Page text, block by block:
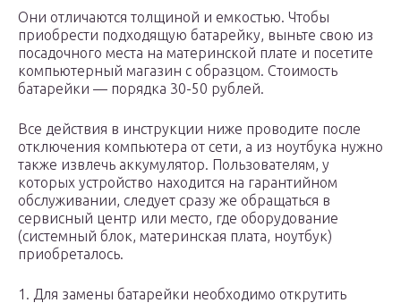
Они отличаются толщиной и емкостью. Чтобы
приобрести подходящую батарейку, выньте свою из
посадочного места на материнской плате и посетите
компьютерный магазин с образцом. Стоимость
батарейки — порядка 30-50 рублей.
Все действия в инструкции ниже проводите после
отключения компьютера от сети, а из ноутбука нужно
также извлечь аккумулятор. Пользователям, у
которых устройство находится на гарантийном
обслуживании, следует сразу же обращаться в
сервисный центр или место, где оборудование
(системный блок, материнская плата, ноутбук)
приобреталось.
1. Для замены батарейки необходимо открутить